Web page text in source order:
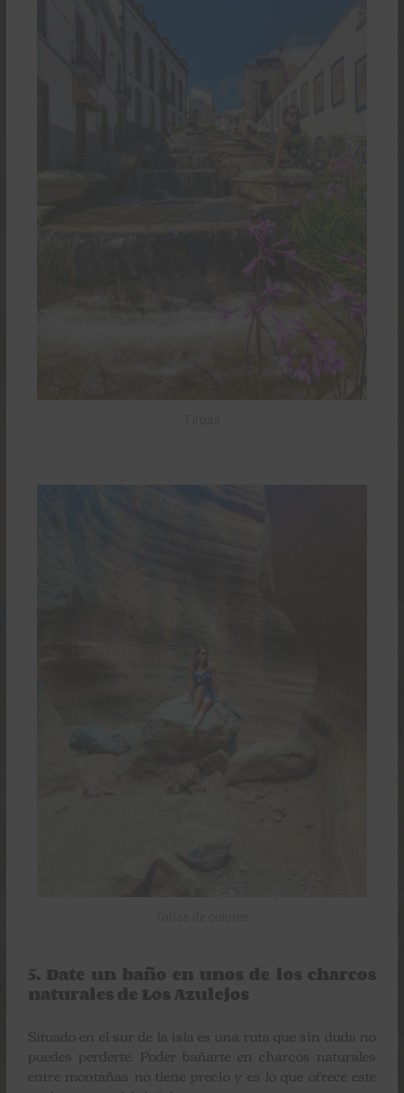
5. Date un baño en unos de los charcos
naturales de Los Azulejos
Situado en el sur de la isla es una ruta que sin duda no
puedes perderte. Poder bañarte en charcos naturales
entre montañas no tiene precio y es lo que ofrece este